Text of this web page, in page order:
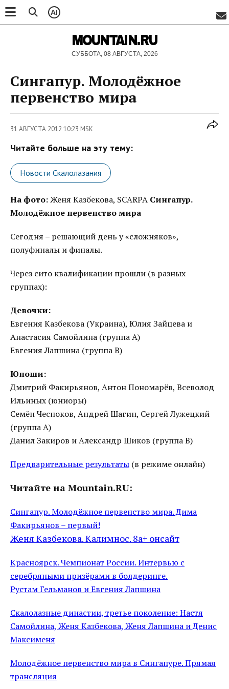
AI
MOUNTAIN.RU
СУББОТА, 08 АВГУСТА, 2026
Сингапур. Молодёжное
первенство мира
31 АВГУСТА 2012 10:23 MSK
Читайте больше на эту тему:
Новости Скалолазания
На фото:Женя Казбекова, SCARPA Сингапур.
Молодёжное первенство мира
Сегодня – решающий день у «сложняков»,
полуфиналы и финалы.
Через сито квалификации прошли (в разных
группах):
Девочки:
Евгения Казбекова (Украина), Юлия Зайцева и
Анастасия Самойлина (группа А)
Евгения Лапшина (группа В)
Юноши:
Дмитрий Факирьянов, Антон Пономарёв, Всеволод
Ильиных (юниоры)
Семён Чесноков, Андрей Шагин, Сергей Лужецкий
(группа А)
Данил Закиров и Александр Шиков (группа В)
Предварительные результаты (в режиме онлайн)
Читайте на Mountain.RU:
Сингапур. Молодёжное первенство мира. Дима
Факирьянов – первый!
Женя Казбекова. Калимнос. 8а+ онсайт
Красноярск. Чемпионат России. Интервью с
серебряными призёрами в болдеринге.
Рустам Гельманов и Евгения Лапшина
Скалолазные династии, третье поколение: Настя
Самойлина, Женя Казбекова, Женя Лапшина и Денис
Максименя
Молодёжное первенство мира в Сингапуре. Прямая
трансляция